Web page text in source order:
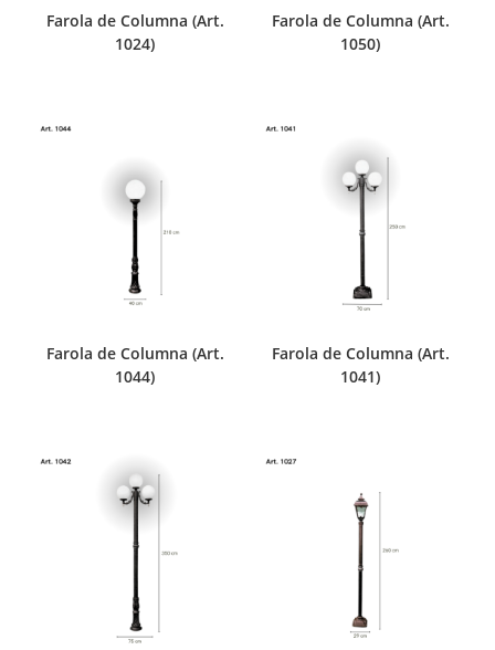
Farola de Columna (Art.
1024)
Farola de Columna (Art.
1050)
Farola de Columna (Art.
1044)
Farola de Columna (Art.
1041)